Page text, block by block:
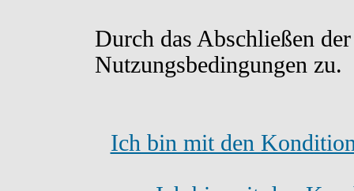
Durch das Abschließen
Nutzungsbedingungen zu.
Ich bin mit den